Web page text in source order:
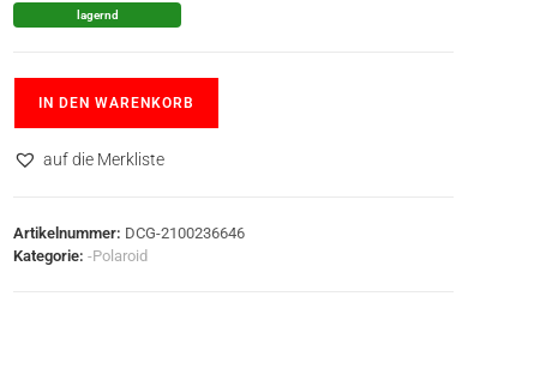
lagernd
IN DEN WARENKORB
auf die Merkliste
Artikelnummer: DCG-2100236646
Kategorie:-Polaroid